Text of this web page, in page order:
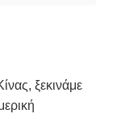
ξεκινάμε